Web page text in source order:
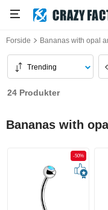
Forside Bananas with opal
Trending
24 Produkter
Bananas with
-50%